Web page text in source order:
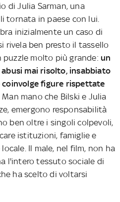
di Julia Sarman, una
tornata in paese con lui.
inizialmente un caso di
rivela ben presto il tassello
puzzle molto più grande:un
abusi mai risolto, insabbiato
coinvolge figure rispettate
Man mano che Bilski e Julia
emergono responsabilità
ben oltre i singoli colpevoli,
istituzioni, famiglie e
Il male, nel film, non ha
l'intero tessuto sociale di
ha scelto di voltarsi